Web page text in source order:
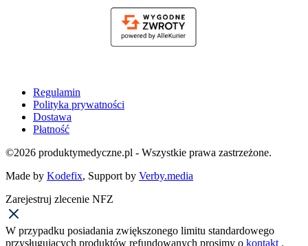
Regulamin
Polityka prywatności
Dostawa
Płatność
©2026 produktymedyczne.pl - Wszystkie prawa zastrzeżone.
Made by Kodefix, Support by Verby.media
Zarejestruj zlecenie NFZ
W przypadku posiadania zwiększonego limitu standardowego
przysługujących produktów refundowanych prosimy o kontakt .